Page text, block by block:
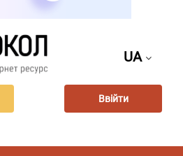
UA
Ввійти